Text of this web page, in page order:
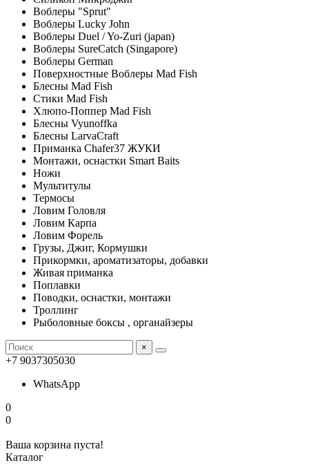
Воблеры "Sprut"
Воблеры Lucky John
Воблеры Duel / Yo-Zuri (japan)
Воблеры SureCatch (Singapore)
Воблеры German
Поверхностные Воблеры Mad Fish
Блесны Mad Fish
Стики Mad Fish
Хлюпо-Поппер Mad Fish
Блесны Vyunoffka
Блесны LarvaCraft
Приманка Chafer37 ЖУКИ
Монтажи, оснастки Smart Baits
Ножи
Мультитулы
Термосы
Ловим Головля
Ловим Карпа
Ловим Форель
Грузы, Джиг, Кормушки
Прикормки, ароматизаторы, добавки
Живая приманка
Поплавки
Поводки, оснастки, монтажи
Троллинг
Рыболовные боксы , органайзеры
×
+7 9037305030
WhatsApp
0
0
Ваша корзина пуста!
Каталог